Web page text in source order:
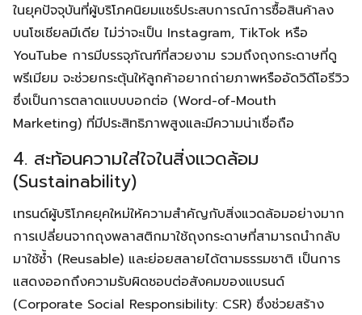
ในยุคปัจจุบันที่ผู้บริโภคนิยมแชร์ประสบการณ์การซื้อสินค้าลง
บนโซเชียลมีเดีย ไม่ว่าจะเป็น Instagram, TikTok หรือ
YouTube การมีบรรจุภัณฑ์ที่สวยงาม รวมถึงถุงกระดาษที่ดู
พรีเมียม จะช่วยกระตุ้นให้ลูกค้าอยากถ่ายภาพหรืออัดวิดีโอรีวิว
ซึ่งเป็นการตลาดแบบบอกต่อ (Word-of-Mouth
Marketing) ที่มีประสิทธิภาพสูงและมีความน่าเชื่อถือ
4. สะท้อนความใส่ใจในสิ่งแวดล้อม
(Sustainability)
เทรนด์ผู้บริโภคยุคใหม่ให้ความสำคัญกับสิ่งแวดล้อมอย่างมาก
การเปลี่ยนจากถุงพลาสติกมาใช้ถุงกระดาษที่สามารถนำกลับ
มาใช้ซ้ำ (Reusable) และย่อยสลายได้ตามธรรมชาติ เป็นการ
แสดงออกถึงความรับผิดชอบต่อสังคมของแบรนด์
(Corporate Social Responsibility: CSR) ซึ่งช่วยสร้าง